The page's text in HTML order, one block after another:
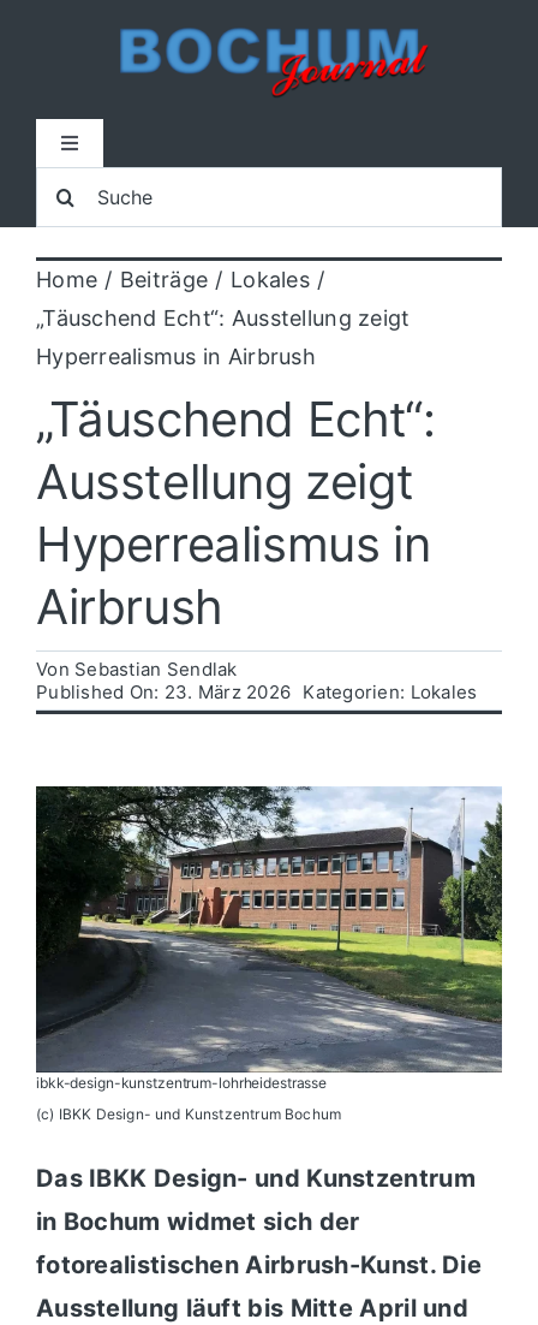
Toggle
Home
Lokal
Blaulicht
Sport
Kultur
Politik
Wirtschaft
Suche
nach:
Home Beiträge
Lokales
„Täuschend Echt“: Ausstellung zeigt
Hyperrealismus in Airbrush
„Täuschend Echt“:
Ausstellung zeigt
Hyperrealismus in
Airbrush
Von Sebastian Sendlak
Published On: 23. März 2026 Kategorien: Lokales
ibkk-design-kunstzentrum-lohrheidestrasse
(c) IBKK Design- und Kunstzentrum Bochum
Das IBKK Design- und Kunstzentrum
in Bochum widmet sich der
fotorealistischen Airbrush-Kunst. Die
Ausstellung läuft bis Mitte April und